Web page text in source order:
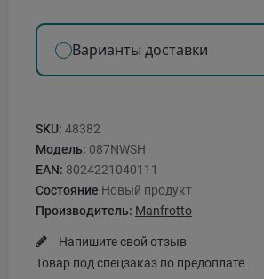
Варианты доставки
SKU: 48382
Модель: 087NWSH
EAN: 8024221040111
Состояние Новый продукт
Производитель: Manfrotto
Напишите свой отзыв
Товар под спецзаказ по предоплате